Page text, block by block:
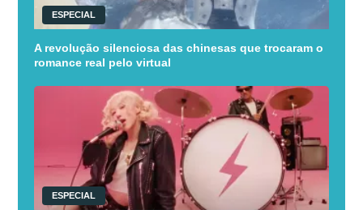
ESPECIAL
A revolução silenciosa das chinesas que trocaram o
romance real pelo virtual
ESPECIAL